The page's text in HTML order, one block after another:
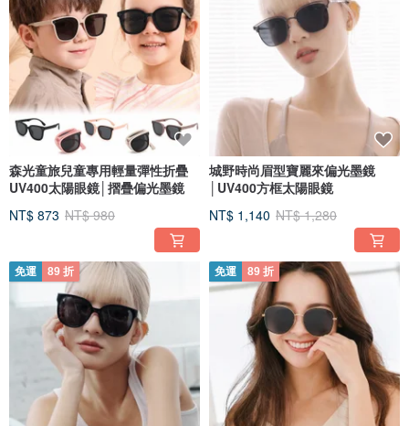
森光童旅兒童專用輕量彈性折疊
UV400太陽眼鏡│摺疊偏光墨鏡
NT$ 873 NT$ 980
城野時尚眉型寶麗來偏光墨鏡
│UV400方框太陽眼鏡
NT$ 1,140 NT$ 1,280
免運 89 折 免運 89 折